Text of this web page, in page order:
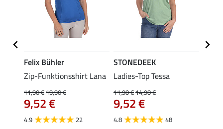
Felix Bühler
Zip-Funktionsshirt Lana
11,90 €19,90 €
9,52 €
4.9 22
STONEDEEK
Ladies-Top Tessa
11,90 €14,90 €
9,52 €
4.8 48